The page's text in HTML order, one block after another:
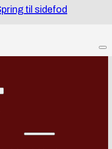
til sidefod